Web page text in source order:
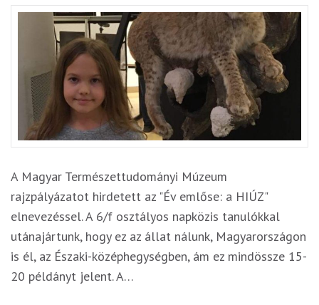
A Magyar Természettudományi Múzeum
rajzpályázatot hirdetett az "Év emlőse: a HIÚZ"
elnevezéssel. A 6/f osztályos napközis tanulókkal
utánajártunk, hogy ez az állat nálunk, Magyarországon
is él, az Északi-középhegységben, ám ez mindössze 15-
20 példányt jelent. A…